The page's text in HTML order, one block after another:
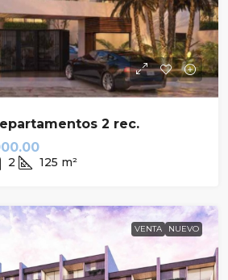
2 rec.
2 125 m²
VENTA NUEVO